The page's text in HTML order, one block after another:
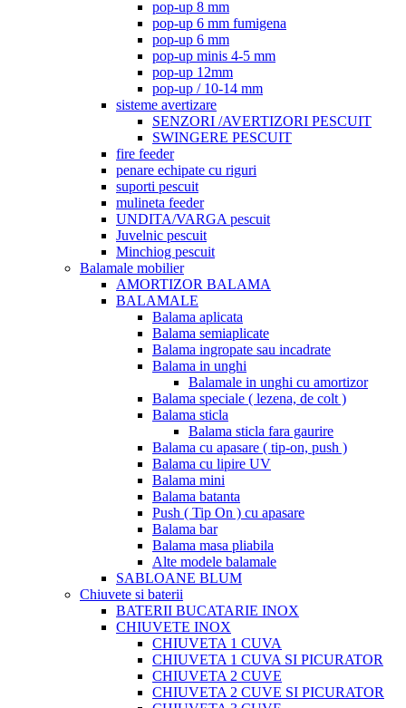
pop-up 8 mm
pop-up 6 mm fumigena
pop-up 6 mm
pop-up minis 4-5 mm
pop-up 12mm
pop-up / 10-14 mm
sisteme avertizare
SENZORI /AVERTIZORI PESCUIT
SWINGERE PESCUIT
fire feeder
penare echipate cu riguri
suporti pescuit
mulineta feeder
UNDITA/VARGA pescuit
Juvelnic pescuit
Minchiog pescuit
Balamale mobilier
AMORTIZOR BALAMA
BALAMALE
Balama aplicata
Balama semiaplicate
Balama ingropate sau incadrate
Balama in unghi
Balamale in unghi cu amortizor
Balama speciale ( lezena, de colt )
Balama sticla
Balama sticla fara gaurire
Balama cu apasare ( tip-on, push )
Balama cu lipire UV
Balama mini
Balama batanta
Push ( Tip On ) cu apasare
Balama bar
Balama masa pliabila
Alte modele balamale
SABLOANE BLUM
Chiuvete si baterii
BATERII BUCATARIE INOX
CHIUVETE INOX
CHIUVETA 1 CUVA
CHIUVETA 1 CUVA SI PICURATOR
CHIUVETA 2 CUVE
CHIUVETA 2 CUVE SI PICURATOR